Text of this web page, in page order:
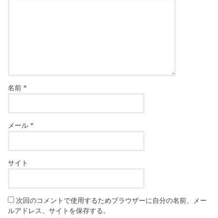
名前 *
メール *
サイト
次回のコメントで使用するためブラウザーに自分の名前、メー
ルアドレス、サイトを保存する。